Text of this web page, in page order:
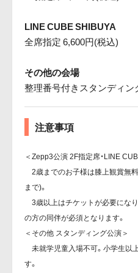
LINE CUBE SHIBUYA
全席指定 6,600円(税込)
その他の会場
整理番号付きスタンディン
注意事項
＜Zepp3公演 2F指定席・LINE
2歳までのお子様は膝上観賞無
まで)。
3歳以上はチケットが必要にな
の方の同伴が必須となります。
＜その他 スタンディング公演＞
未就学児童入場不可。小学生以
す。